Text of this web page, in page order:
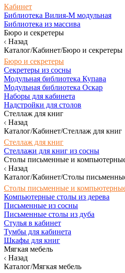
Кабинет
Библиотека Вилия-М модульная
Библиотека из массива
Бюро и секретеры
Назад
Каталог/Кабинет/Бюро и секретеры
Бюро и секретеры
Секретеры из сосны
Модульная библиотека Купава
Модульная библиотека Оскар
Наборы для кабинета
Надстройки для столов
Стеллаж для книг
Назад
Каталог/Кабинет/Стеллаж для книг
Стеллаж для книг
Стеллажи для книг из сосны
Столы письменные и
Назад
Каталог/Кабинет/Столы
Столы письменные и
Компьютерные столы из дерева
Письменные из сосны
Письменные столы из дуба
Стулья в кабинет
Тумбы для кабинета
Шкафы для книг
Мягкая мебель
Назад
Каталог/Мягкая мебель